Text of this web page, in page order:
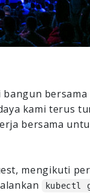
kami terus
bersama
mengikuti
kubectl